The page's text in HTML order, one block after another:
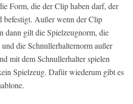
Form, die der Clip haben darf, der
befestigt. Außer wenn der Clip
dann gilt die Spielzeugnorm, die
die Schnullerhalternorm außer
mit dem Schnullerhalter spielen
Spielzeug. Dafür wiederum gibt es